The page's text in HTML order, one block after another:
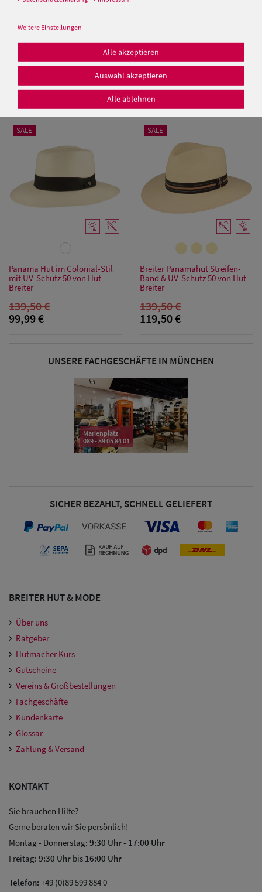
Damen Caps
Damen
Baseball Caps
Damen UV-
Schutz Caps
Damen
Bandana Caps
Sonnenschilder
& Visoren
Damen
Damen Caps
Großgrößen
Lederband & UV-Schutz 50 von
149,50 €
99,99 €
Panama-Hut Traveller mit
schmalem Leder-Band von Hut
Breiter
149,50 €
99,99 €
SALE
Panama Hut im Colonial-Stil
mit UV-Schutz 50 von Hut-
Breiter
139,50 €
99,99 €
SALE
Breiter Panamahut Streifen-
Band & UV-Schutz 50 von Hut-
Breiter
139,50 €
119,50 €
UNSERE FACHGESCHÄFTE IN MÜNCHEN
Marienplatz
089 - 89 05 84 01
SICHER BEZAHLT, SCHNELL GELIEFERT
BREITER HUT & MODE
Über uns
Ratgeber
Hutmacher Kurs
Gutscheine
Vereins & Großbestellungen
Fachgeschäfte
Kundenkarte
Glossar
Zahlung & Versand
KONTAKT
Sie brauchen Hilfe?
Gerne beraten wir Sie persönlich!
Montag - Donnerstag: 9:30 Uhr- 17:00 Uhr
Freitag: 9:30 Uhr bis 16:00 Uhr
Telefon: +49 (0)89 599 884 0
Weitere Einstellungen
Alle akzeptieren
Auswahl akzeptieren
Alle ablehnen